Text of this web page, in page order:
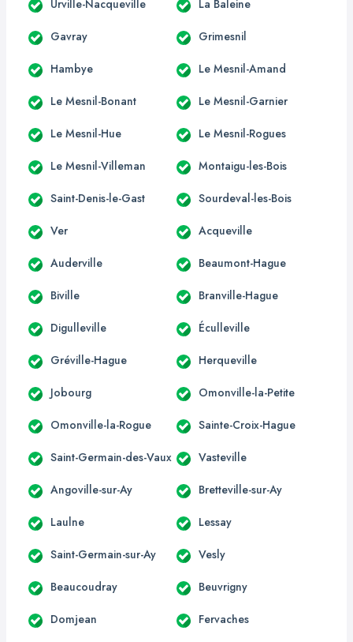
Urville-Nacqueville La Baleine
Gavray Grimesnil
Hambye Le Mesnil-Amand
Le Mesnil-Bonant Le Mesnil-Garnier
Le Mesnil-Hue Le Mesnil-Rogues
Le Mesnil-Villeman Montaigu-les-Bois
Saint-Denis-le-Gast Sourdeval-les-Bois
Ver Acqueville
Auderville Beaumont-Hague
Biville Branville-Hague
Digulleville Éculleville
Gréville-Hague Herqueville
Jobourg Omonville-la-Petite
Omonville-la-Rogue Sainte-Croix-Hague
Saint-Germain-des-Vaux Vasteville
Angoville-sur-Ay Bretteville-sur-Ay
Laulne Lessay
Saint-Germain-sur-Ay Vesly
Beaucoudray Beuvrigny
Domjean Fervaches